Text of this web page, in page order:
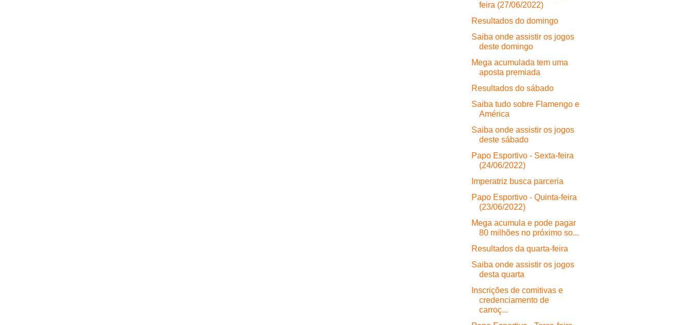
feira (27/06/2022)
Resultados do domingo
Saiba onde assistir os jogos
deste domingo
Mega acumulada tem uma
aposta premiada
Resultados do sábado
Saiba tudo sobre Flamengo e
América
Saiba onde assistir os jogos
deste sábado
Papo Esportivo - Sexta-feira
(24/06/2022)
Imperatriz busca parceria
Papo Esportivo - Quinta-feira
(23/06/2022)
Mega acumula e pode pagar
80 milhões no próximo so...
Resultados da quarta-feira
Saiba onde assistir os jogos
desta quarta
Inscrições de comitivas e
credenciamento de
carroç...